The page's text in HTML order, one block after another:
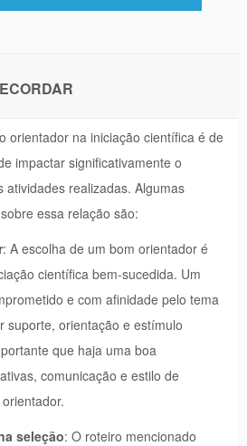
orientador na iniciação científica é de
impactar significativamente o
atividades realizadas. Algumas
essa relação são:
: A escolha de um bom orientador é
científica bem-sucedida. Um
e com afinidade pelo tema
suporte, orientação e estímulo
que haja uma boa
comunicação e estilo de
seleção: O roteiro mencionado